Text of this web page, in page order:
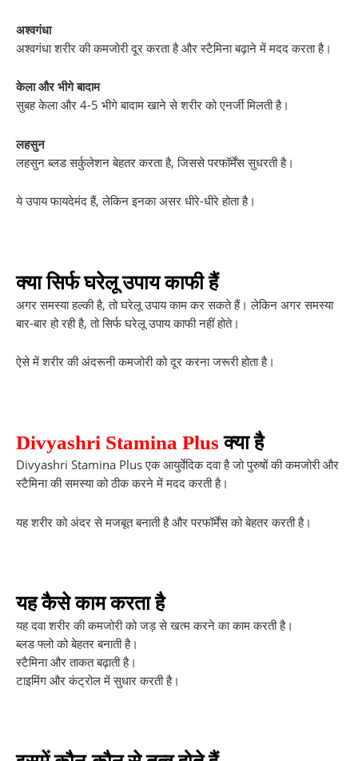
अश्वगंधा
अश्वगंधा शरीर की कमजोरी दूर करता है और स्टैमिना बढ़ाने में मदद करता है।
केला और भीगे बादाम
सुबह केला और 4-5 भीगे बादाम खाने से शरीर को एनर्जी मिलती है।
लहसुन
लहसुन ब्लड सर्कुलेशन बेहतर करता है, जिससे परफॉर्मेंस सुधरती है।
ये उपाय फायदेमंद हैं, लेकिन इनका असर धीरे-धीरे होता है।
क्या सिर्फ घरेलू उपाय काफी हैं
अगर समस्या हल्की है, तो घरेलू उपाय काम कर सकते हैं। लेकिन अगर समस्या
बार-बार हो रही है, तो सिर्फ घरेलू उपाय काफी नहीं होते।
ऐसे में शरीर की अंदरूनी कमजोरी को दूर करना जरूरी होता है।
Divyashri Stamina Plus क्या है
Divyashri Stamina Plus एक आयुर्वेदिक दवा है जो पुरुषों की कमजोरी और
स्टैमिना की समस्या को ठीक करने में मदद करती है।
यह शरीर को अंदर से मजबूत बनाती है और परफॉर्मेंस को बेहतर करती है।
यह कैसे काम करता है
यह दवा शरीर की कमजोरी को जड़ से खत्म करने का काम करती है।
ब्लड फ्लो को बेहतर बनाती है।
स्टैमिना और ताकत बढ़ाती है।
टाइमिंग और कंट्रोल में सुधार करती है।